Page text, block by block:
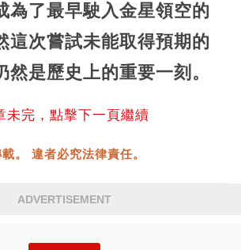
為了最早駛入金星領空的
這次嘗試未能取得預期的
然是歷史上的重要一刻。
未完，點擊下一頁繼續
。 違者必究法律責任。
ADVERTISEMENT